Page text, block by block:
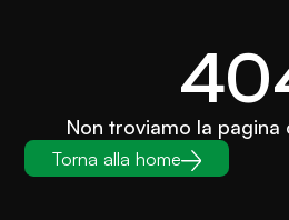
Non troviamo la pagina
Torna alla home